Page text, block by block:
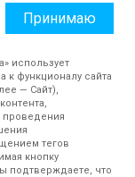
данных
Принимаю
использует
к функционалу сайта
— Сайт),
проведения
тегов
кнопку
подтверждаете, что